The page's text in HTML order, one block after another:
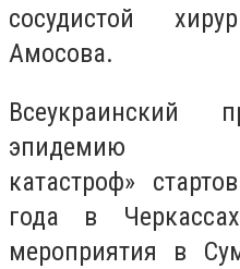
сосудистой
Амосова.
Всеукраинский
эпидемию
катастроф»
года в
мероприятия в